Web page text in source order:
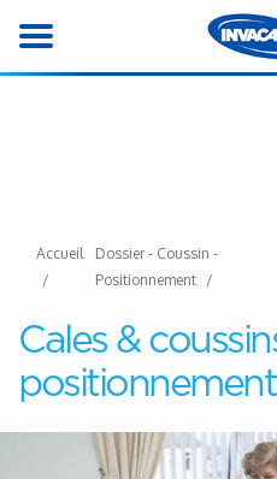
Accueil
Dossier - Coussin -
Positionnement
Cales &
positionnement